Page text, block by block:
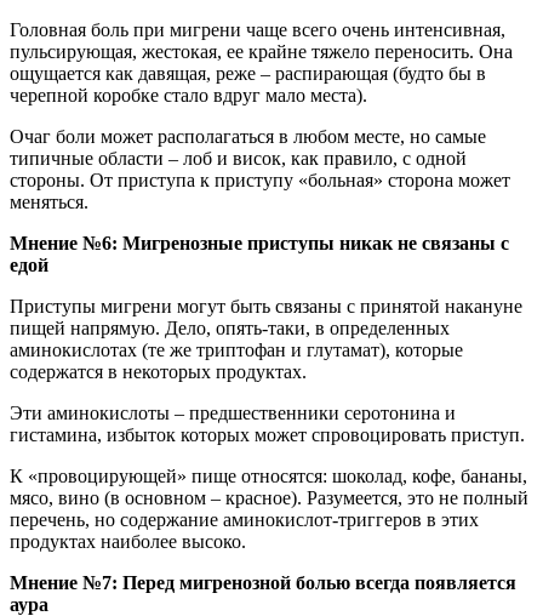
Головная боль при мигрени чаще всего очень интенсивная,
пульсирующая, жестокая, ее крайне тяжело переносить. Она
ощущается как давящая, реже – распирающая (будто бы в
черепной коробке стало вдруг мало места).
Очаг боли может располагаться в любом месте, но самые
типичные области – лоб и висок, как правило, с одной
стороны. От приступа к приступу «больная» сторона может
меняться.
Мнение №6: Мигренозные приступы никак не связаны с
едой
Приступы мигрени могут быть связаны с принятой накануне
пищей напрямую. Дело, опять-таки, в определенных
аминокислотах (те же триптофан и глутамат), которые
содержатся в некоторых продуктах.
Эти аминокислоты – предшественники серотонина и
гистамина, избыток которых может спровоцировать приступ.
К «провоцирующей» пище относятся: шоколад, кофе, бананы,
мясо, вино (в основном – красное). Разумеется, это не полный
перечень, но содержание аминокислот-триггеров в этих
продуктах наиболее высоко.
Мнение №7: Перед мигренозной болью всегда появляется
аура